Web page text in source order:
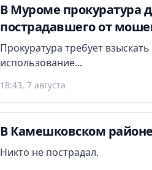
В Муроме прокуратура
пострадавшего от
Прокуратура требует
использование...
18:43, 7 августа
В Камешковском
Никто не пострадал.